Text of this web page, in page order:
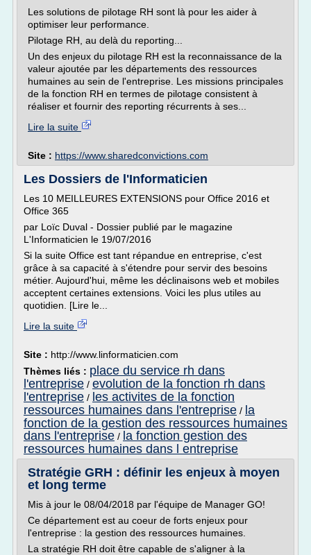
Les solutions de pilotage RH sont là pour les aider à
optimiser leur performance.
Pilotage RH, au delà du reporting...
Un des enjeux du pilotage RH est la reconnaissance de la
valeur ajoutée par les départements des ressources
humaines au sein de l'entreprise. Les missions principales
de la fonction RH en termes de pilotage consistent à
réaliser et fournir des reporting récurrents à ses...
Lire la suite
Site : https://www.sharedconvictions.com
Les Dossiers de l'Informaticien
Les 10 MEILLEURES EXTENSIONS pour Office 2016 et
Office 365
par Loïc Duval - Dossier publié par le magazine
L'Informaticien le 19/07/2016
Si la suite Office est tant répandue en entreprise, c'est
grâce à sa capacité à s'étendre pour servir des besoins
métier. Aujourd'hui, même les déclinaisons web et mobiles
acceptent certaines extensions. Voici les plus utiles au
quotidien. [Lire le...
Lire la suite
Site : http://www.linformaticien.com
Thèmes liés : place du service rh dans
l'entreprise / evolution de la fonction rh dans
l'entreprise / les activites de la fonction
ressources humaines dans l'entreprise / la
fonction de la gestion des ressources humaines
dans l'entreprise / la fonction gestion des
ressources humaines dans l entreprise
Stratégie GRH : définir les enjeux à moyen
et long terme
Mis à jour le 08/04/2018 par l'équipe de Manager GO!
Ce département est au coeur de forts enjeux pour
l'entreprise : la gestion des ressources humaines.
La stratégie RH doit être capable de s'aligner à la